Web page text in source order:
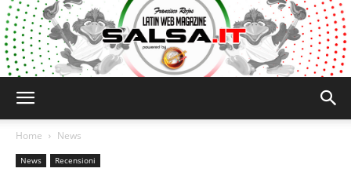
Home News
News Recensioni